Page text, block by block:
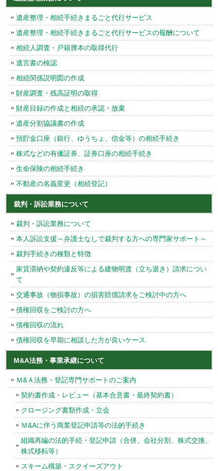
遺産整理・相続手続きまるごと代行サービス
遺産整理・相続手続きまるごと代行サービスの報酬について
相続人調査・戸籍謄本の取得代行
遺言書の検認
相続関係説明図の作成
財産調査・残高証明の取得
財産目録の作成と相続の承認・放棄
遺産分割協議書の作成
預貯金口座（銀行、ゆうちょ、信金等）の相続手続き
株式などの有価証券、証券口座の相続手続き
生命保険の相続手続き
不動産の名義変更（相続登記）
裁判・訴訟業務について
裁判・訴訟業務について
本人訴訟支援～弁護士なしで裁判する方への専門家サポート～
裁判手続きの種類と特徴
家賃滞納や契約違反等による建物明渡（立ち退き）請求につい
て
交通事故（物損事故）の損害賠償請求をご検討中の方へ
債権回収をご検討の方へ
債権回収の流れ
債権回収を早期に相談した方が良いケース
M&A法務・事業承継について
Ｍ&Ａ法務・登記専門サポートのご案内
契約書作成・レビュー（基本合意書・最終契約書）
クロージング書類作成・立会
Ｍ&Aに伴う商業登記申請等の法的手続き
組織再編の法的手続・登記申請（合併、会社分割、株式交換、
株式移転等）
スキーム構築・スクイーズアウト